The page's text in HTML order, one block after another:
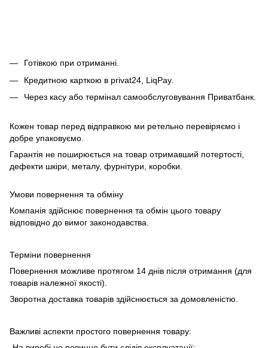
Готівкою при отриманні.
Кредитною карткою в privat24, LiqPay.
Через касу або термінал самообслуговування Приватбанк.
Кожен товар перед відправкою ми ретельно перевіряємо і
добре упаковуємо.
Гарантія не поширюється на товар отримавший потертості,
дефекти шкіри, металу, фурнітури, коробки.
Умови повернення та обміну
Компанія здійснює повернення та обмін цього товару
відповідно до вимог законодавства.
Терміни повернення
Повернення можливе протягом 14 днів після отримання (для
товарів належної якості).
Зворотна доставка товарів здійснюється за домовленістю.
Важливі аспекти простого повернення товару: